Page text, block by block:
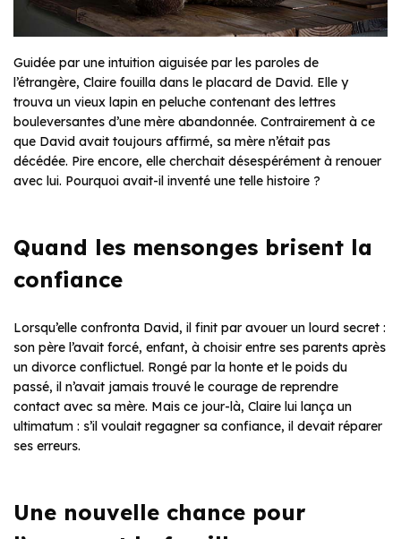
Guidée par une intuition aiguisée par les paroles de
l’étrangère, Claire fouilla dans le placard de David. Elle y
trouva un vieux lapin en peluche contenant des lettres
bouleversantes d’une mère abandonnée. Contrairement à ce
que David avait toujours affirmé, sa mère n’était pas
décédée. Pire encore, elle cherchait désespérément à renouer
avec lui. Pourquoi avait-il inventé une telle histoire ?
Quand les mensonges brisent la
confiance
Lorsqu’elle confronta David, il finit par avouer un lourd secret :
son père l’avait forcé, enfant, à choisir entre ses parents après
un divorce conflictuel. Rongé par la honte et le poids du
passé, il n’avait jamais trouvé le courage de reprendre
contact avec sa mère. Mais ce jour-là, Claire lui lança un
ultimatum : s’il voulait regagner sa confiance, il devait réparer
ses erreurs.
Une nouvelle chance pour